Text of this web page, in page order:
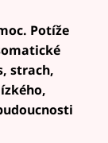
Potíže
strach,